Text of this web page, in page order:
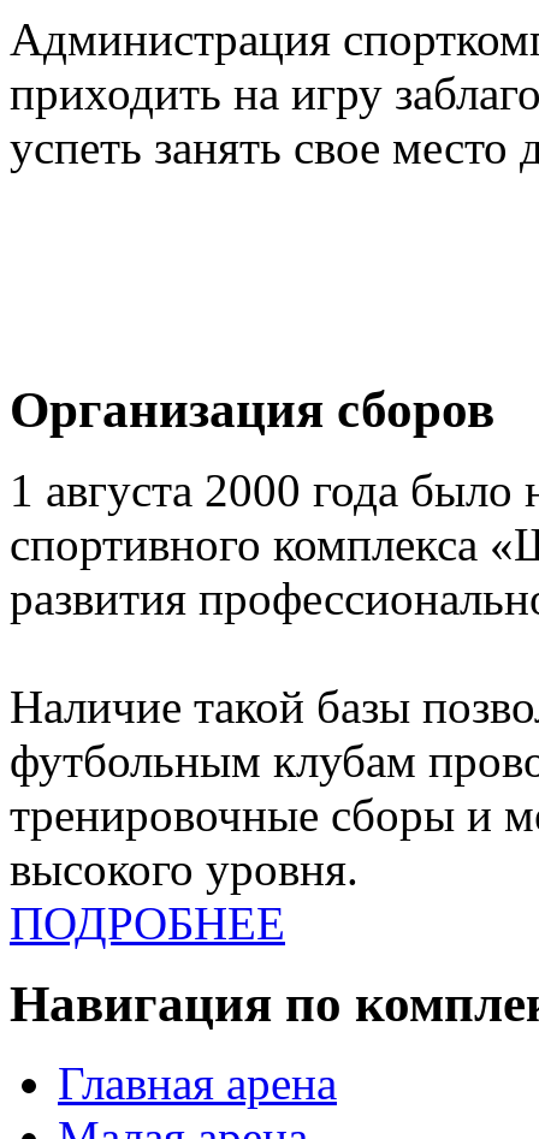
Администрация
приходить на игру
успеть занять свое место
Организация сборов
1 августа 2000 года было
спортивного комплекса
развития
Наличие такой базы
футбольным клубам
тренировочные сборы и
высокого уровня.
ПОДРОБНЕЕ
Навигация по
Главная арена